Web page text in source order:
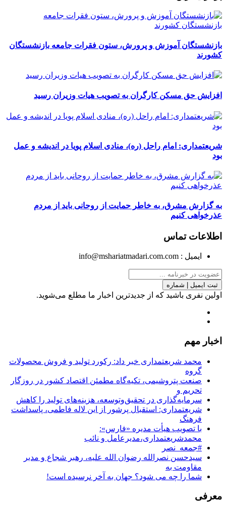
بازنشستگان آموزش و پرورش، ‎ستون فقرات جامعه بازنشستگان
کشورند
افزایش حق مسکن ‎کارگران به تصویب هیات وزیران رسید
شریعتمداری: امام راحل (ره)، منادی اسلام پویا در اندیشه و عمل
بود
به گزارش مشرق، به خاطر حمایت از روحانی باید از مردم
عذرخواهی کنیم
اطلاعات تماس
ایمیل : info@mshariatmadari.com.com
ثبت ایمیل | شماره
اولین نفری باشید که از جدیدترین اخبار ما مطلع می‌شوید.
اخبار مهم
محمد شریعتمداری خبر داد: رکورد تولید و فروش محصولات
گروه
صنعت پتروشیمی، تکیه‌گاه مطمئن اقتصاد کشور در روزگار
تحریم و
سرمایه‌گذاری در تحقیق‌وتوسعه، هزینه‌های تولید را کاهش
شریعتمداری: استقبال پرشور از این لاله فاطمی، پاسداشت
فرهنگ
با تصویب هیأت مدیره «فارس»:
محمدشریعتمداری،مدیرعامل و نائب
‏⁧‫#جمعه_نصر‬⁩
سیدحسن نصرالله رضوان الله علیه، رهبر شجاع و مدبر
مقاومت به
شما را چه می شود؟ جهان به آخر نرسیده است!
معرفی